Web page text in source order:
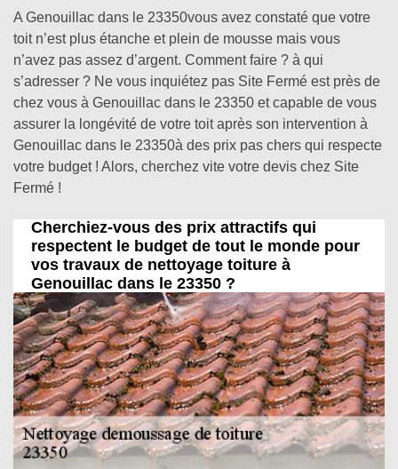
A Genouillac dans le 23350vous avez constaté que votre
toit n’est plus étanche et plein de mousse mais vous
n’avez pas assez d’argent. Comment faire ? à qui
s’adresser ? Ne vous inquiétez pas Site Fermé est près de
chez vous à Genouillac dans le 23350 et capable de vous
assurer la longévité de votre toit après son intervention à
Genouillac dans le 23350à des prix pas chers qui respecte
votre budget ! Alors, cherchez vite votre devis chez Site
Fermé !
Cherchiez-vous des prix attractifs qui
respectent le budget de tout le monde pour
vos travaux de nettoyage toiture à
Genouillac dans le 23350 ?